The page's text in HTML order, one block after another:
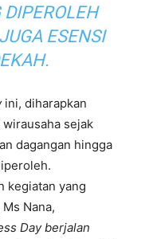
ESENSI
ini, diharapkan
sejak
dagangan hingga
kegiatan yang
Nana,
Day berjalan